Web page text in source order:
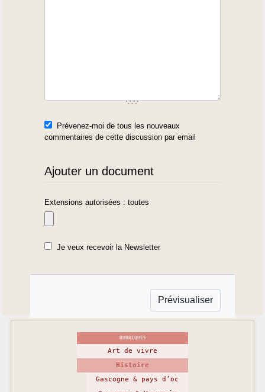
Prévenez-moi de tous les nouveaux
commentaires de cette discussion par email
Ajouter un document
Extensions autorisées : toutes
Je veux recevoir la Newsletter
RUBRIQUES
Art de vivre
Histoire
Gascogne & pays d’oc